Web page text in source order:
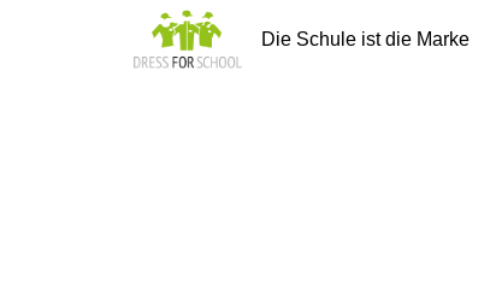
Die Schule ist die Marke